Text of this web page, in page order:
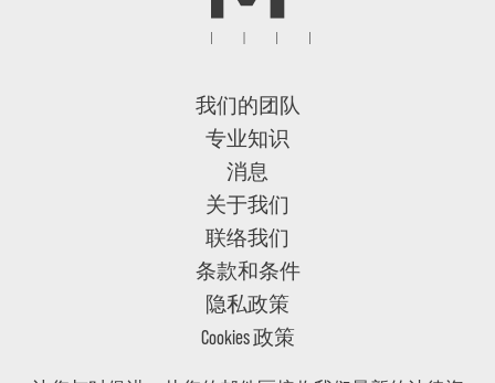
我们的团队
专业知识
消息
关于我们
联络我们
条款和条件
隐私政策
Cookies 政策